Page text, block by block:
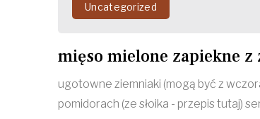
Uncategorized
mięso mielone zapiekne
ugotowne ziemniaki (mogą być z
pomidorach (ze słoika - przepis tutaj)